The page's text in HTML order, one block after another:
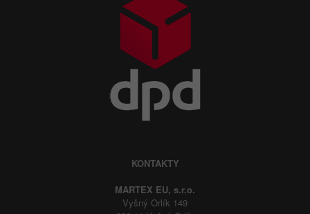
KONTAKTY
MARTEX EU, s.r.o.
Vyšný Orlík 149